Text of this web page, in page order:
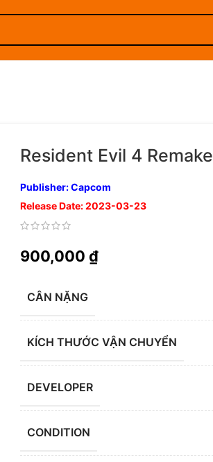
Resident Evil 4 Remake
Publisher: Capcom
Release Date: 2023-03-23
900,000 ₫
CÂN NẶNG
KÍCH THƯỚC VẬN CHUYỂN
DEVELOPER
CONDITION